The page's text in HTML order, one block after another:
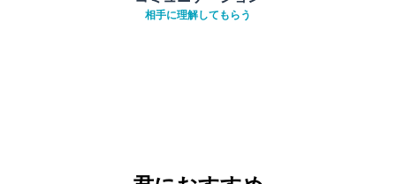
相手に理解してもらう